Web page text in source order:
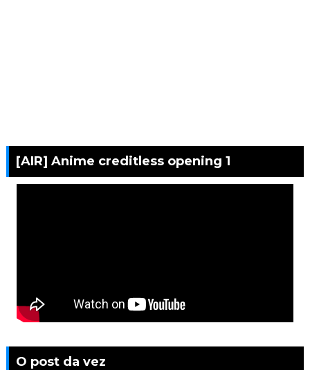
[AIR] Anime creditless opening 1
O post da vez